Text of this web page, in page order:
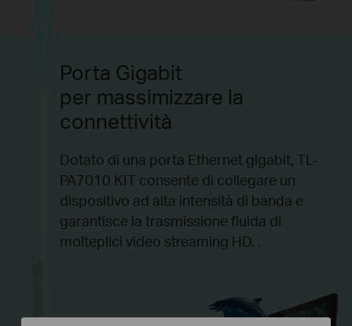
Porta Gigabit
per massimizzare la
connettività
Dotato di una porta Ethernet gigabit, TL-
PA7010 KIT consente di collegare un
dispositivo ad alta intensità di banda e
garantisce la trasmissione fluida di
molteplici video streaming HD. .